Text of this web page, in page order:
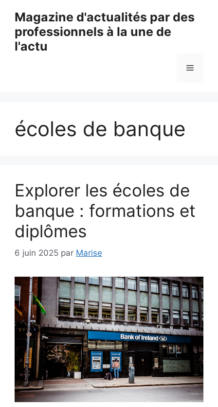
contenu
Magazine d'actualités par des
professionnels à la une de
l'actu
Menu
écoles de banque
Explorer les écoles de
banque : formations et
diplômes
6 juin 2025 par Marise